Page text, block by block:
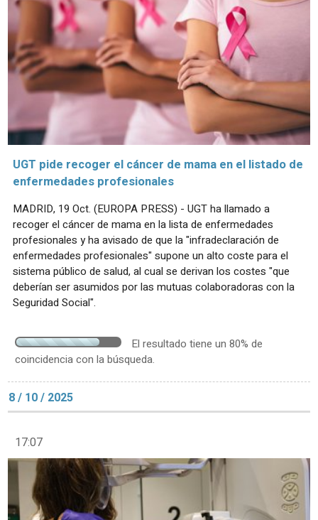
UGT pide recoger el cáncer de mama en el listado de
enfermedades profesionales
MADRID, 19 Oct. (EUROPA PRESS) - UGT ha llamado a
recoger el cáncer de mama en la lista de enfermedades
profesionales y ha avisado de que la "infradeclaración de
enfermedades profesionales" supone un alto coste para el
sistema público de salud, al cual se derivan los costes "que
deberían ser asumidos por las mutuas colaboradoras con la
Seguridad Social".
El resultado tiene un 80% de
coincidencia con la búsqueda.
8 / 10 / 2025
17:07